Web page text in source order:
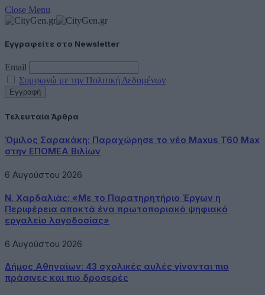
Close Menu
Εγγραφείτε στο Newsletter
Email
Συμφωνώ με την Πολιτική Δεδομένων
Τελευταία Άρθρα
Όμιλος Σαρακάκη: Παραχώρησε το νέο Maxus T60 Max
στην ΕΠΟΜΕΑ Βιλίων
6 Αυγούστου 2026
Ν. Χαρδαλιάς: «Με το Παρατηρητήριο Έργων η
Περιφέρεια αποκτά ένα πρωτοποριακό ψηφιακό
εργαλείο λογοδοσίας»
6 Αυγούστου 2026
Δήμος Αθηναίων: 43 σχολικές αυλές γίνονται πιο
πράσινες και πιο δροσερές